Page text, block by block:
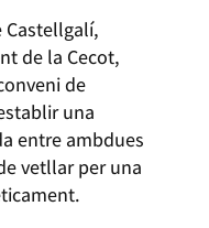
Castellgalí,
de la Cecot,
de
una
entre ambdues
vetllar per una